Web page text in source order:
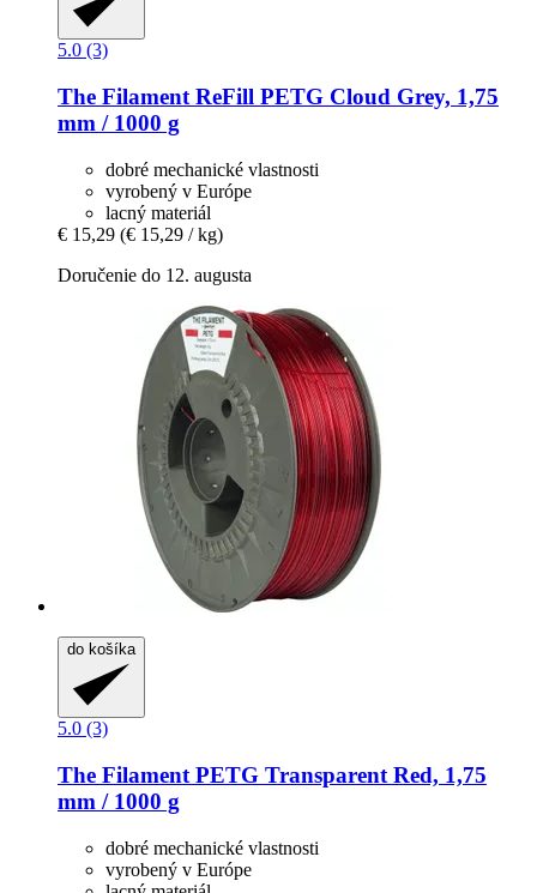
5.0 (3)
The Filament ReFill PETG Cloud Grey, 1,75
mm / 1000 g
dobré mechanické vlastnosti
vyrobený v Európe
lacný materiál
€ 15,29 (€ 15,29 / kg)
Doručenie do 12. augusta
do košíka
5.0 (3)
The Filament PETG Transparent Red, 1,75
mm / 1000 g
dobré mechanické vlastnosti
vyrobený v Európe